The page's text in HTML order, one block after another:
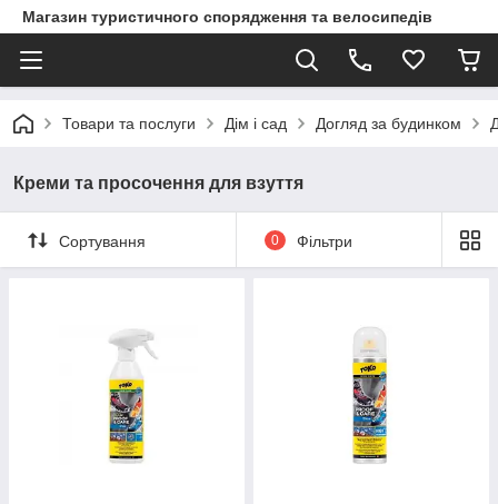
Магазин туристичного спорядження та велосипедів
Товари та послуги Дім і сад Догляд за будинком
Креми та просочення для взуття
Сортування 0 Фільтри